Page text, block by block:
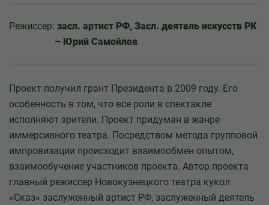
Режиссер: засл. артист РФ, Засл. деятель искусств РК
– Юрий Самойлов
Проект получил грант Президента в 2009 году. Его
особенность в том, что все роли в спектакле
исполняют зрители. Проект придуман в жанре
иммерсивного театра. Посредством метода групповой
импровизации происходит взаимообмен опытом,
взаимообучение участников проекта. Автор проекта
главный режиссер Новокузнецкого театра кукол
«Сказ» заслуженный артист РФ, заслуженный деятель